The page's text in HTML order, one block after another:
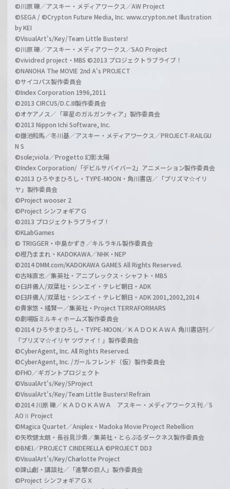
©川原 礫／アスキー・メディアワークス／AW Project
©SEGA / ©Crypton Future Media, Inc. www.crypton.net Illustration
by KEI
©VisualArt's/Key/Team Little Busters!
©川原 礫／アスキー・メディアワークス／SAO Project
©vividred project・MBS ©2013 プロジェクトラブライブ！
©NANOHA The MOVIE 2nd A's PROJECT
©サイコパス製作委員会
©Index Corporation 1996,2011
©2013 CIRCUS/D.C.III製作委員会
©オケアノス／「翠星のガルガンティア」製作委員会
©2013 Nippon Ichi Software, Inc.
©鎌池和馬／冬川基／アスキー・メディアワークス／PROJECT-RAILGU
N S
©sole;viola／Progetto 幻影太陽
©Index Corporation/「デビルサバイバー2」アニメーション製作委員会
©2013 ひろやまひろし・TYPE-MOON・角川書店／「プリズマ☆イリ
ヤ」製作委員会
©Project wooser 2
©Project シンフォギアＧ
©2013 プロジェクトラブライブ！
©KLabGames
© TRIGGER・中島かずき／キルラキル製作委員会
©橙乃ままれ・KADOKAWA／NHK・NEP
©2014 DMM.com/KADOKAWA GAMES All Rights Reserved.
©古味直志／集英社・アニプレックス・シャフト・MBS
©臼井儀人/双葉社・シンエイ・テレビ朝日・ADK
©臼井儀人/双葉社・シンエイ・テレビ朝日・ADK 2001,2002,2014
©貴家悠・橘賢一／集英社・Project TERRAFORMARS
©劇場版ミルキィホームズ製作委員会
©2014 ひろやまひろし・TYPE-MOON／ＫＡＤＯＫＡＷＡ 角川書店刊／
「プリズマ☆イリヤ ツヴァイ！」製作委員会
©CyberAgent, Inc. All Rights Reserved.
©CyberAgent, Inc. /ガールフレンド（仮）製作委員会
©FHO／ギガントプロジェクト
©VisualArt's/Key/SProject
©VisualArt's/Key/Team Little Busters! Refrain
©2014 川原 礫／ＫＡＤＯＫＡＷＡ アスキー・メディアワークス刊／S
AOⅡ Project
©Magica Quartet／Aniplex・Madoka Movie Project Rebellion
©矢吹健太朗・長谷見沙貴／集英社・とらぶるダークネス製作委員会
©BNEI／PROJECT CINDERELLA ©PROJECT DD3
©VisualArt's/Key/Charlotte Project
©諫山創・講談社／「進撃の巨人」製作委員会
©Project シンフォギアＧＸ